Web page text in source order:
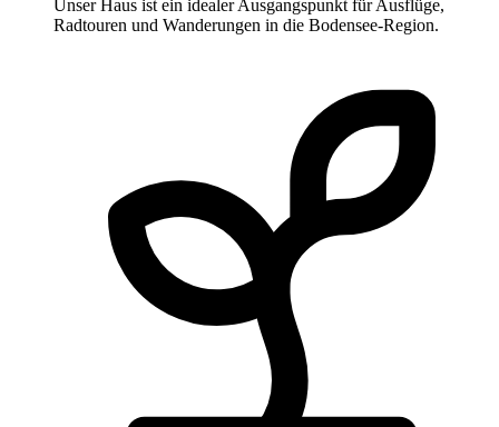
Unser Haus ist ein idealer Ausgangspunkt für Ausflüge,
Radtouren und Wanderungen in die Bodensee-Region.